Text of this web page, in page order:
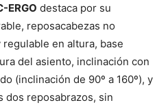
ERGO destaca por su
reposacabezas no
en altura, base
del asiento, inclinación con
(inclinación de 90º a 160º), y
dos reposabrazos, sin